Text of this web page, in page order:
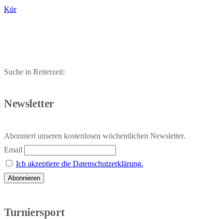
Kür
Suche in Reiterzeit:
Newsletter
Abonniert unseren kostenlosen wöchentlichen Newsletter.
Email
Ich akzeptiere die Datenschutzerklärung.
Turniersport